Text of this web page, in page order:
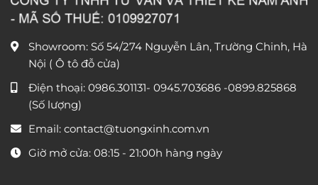
Showroom: Số 54/274 Nguyễn Lân, Trường Chinh, Hà
Nội ( Ô tô đỗ cửa)
Điện thoại: 0986.301131- 0945.703686 -0899.825868
(Số lượng)
Email: contact@tuongxinh.com.vn
Giờ mở cửa: 08:15 - 21:00h hàng ngày